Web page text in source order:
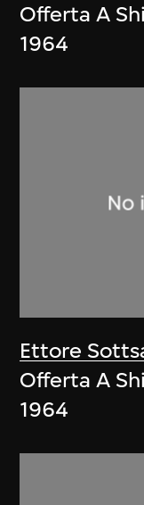
Offerta A
1964
Ettore
Offerta A
1964